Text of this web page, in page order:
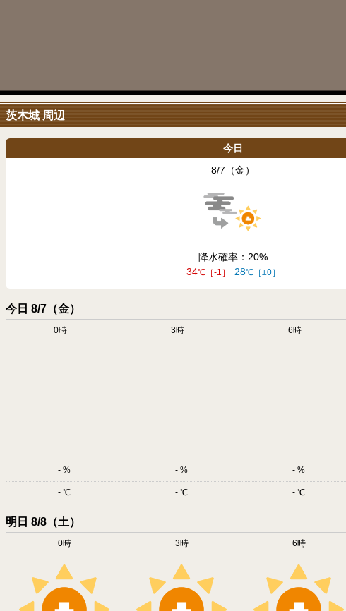
茨木城 周辺
今日
8/7（金）
降水確率：20
34
-1 28 ±0
今日 8/7（金）
0時 3時 6時
- - -
- - -
明日 8/8（土）
0時 3時 6時